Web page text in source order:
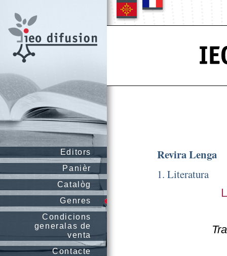
Editors
Panièr
Catalòg
Genres
Condicions
generalas de
venta
Contacte
Revira Lenga
1. Literatura